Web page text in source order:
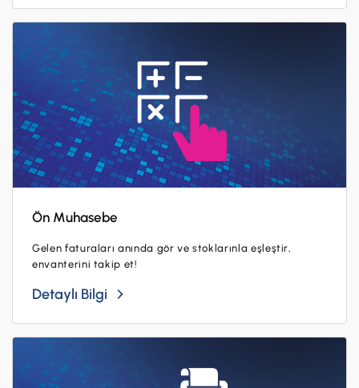
İş Birliklerimiz
Kampanyalar
Başvuru Yap
Ön Muhasebe
Gelen faturaları anında gör ve stoklarınla eşleştir,
envanterini takip et!
Detaylı Bilgi